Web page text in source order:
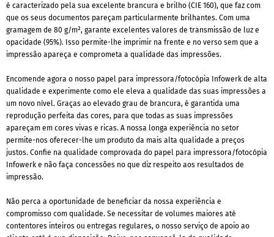
é caracterizado pela sua excelente brancura e brilho (CIE 160), que faz com
que os seus documentos pareçam particularmente brilhantes. Com uma
gramagem de 80 g/m², garante excelentes valores de transmissão de luz e
opacidade (95%). Isso permite-lhe imprimir na frente e no verso sem que a
impressão apareça e comprometa a qualidade das impressões.
Encomende agora o nosso papel para impressora/fotocópia Infowerk de alta
qualidade e experimente como ele eleva a qualidade das suas impressões a
um novo nível. Graças ao elevado grau de brancura, é garantida uma
reprodução perfeita das cores, para que todas as suas impressões
apareçam em cores vivas e ricas. A nossa longa experiência no setor
permite-nos oferecer-lhe um produto da mais alta qualidade a preços
justos. Confie na qualidade comprovada do papel para impressora/fotocópia
Infowerk e não faça concessões no que diz respeito aos resultados de
impressão.
Não perca a oportunidade de beneficiar da nossa experiência e
compromisso com qualidade. Se necessitar de volumes maiores até
contentores inteiros ou entregas regulares, o nosso serviço de apoio ao